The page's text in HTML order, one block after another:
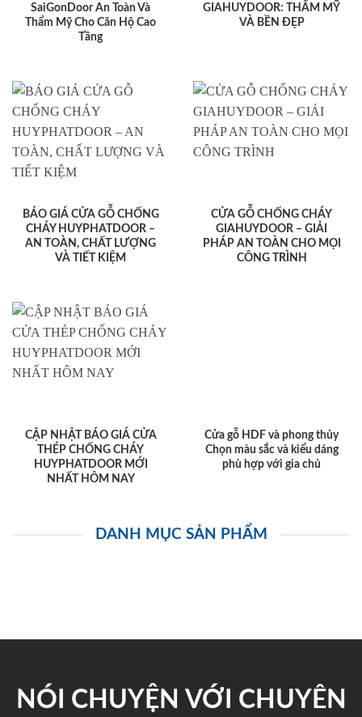
SaiGonDoor An Toàn Và
Thẩm Mỹ Cho Căn Hộ Cao
Tầng
GIAHUYDOOR: THẨM MỸ
VÀ BỀN ĐẸP
BÁO GIÁ CỬA GỖ CHỐNG
CHÁY HUYPHATDOOR –
AN TOÀN, CHẤT LƯỢNG
VÀ TIẾT KIỆM
CỬA GỖ CHỐNG CHÁY
GIAHUYDOOR – GIẢI
PHÁP AN TOÀN CHO MỌI
CÔNG TRÌNH
CẬP NHẬT BÁO GIÁ CỬA
THÉP CHỐNG CHÁY
HUYPHATDOOR MỚI
NHẤT HÔM NAY
Cửa gỗ HDF và phong thủy
Chọn màu sắc và kiểu dáng
phù hợp với gia chủ
DANH MỤC SẢN PHẨM
NÓI CHUYỆN VỚI CHUYÊN